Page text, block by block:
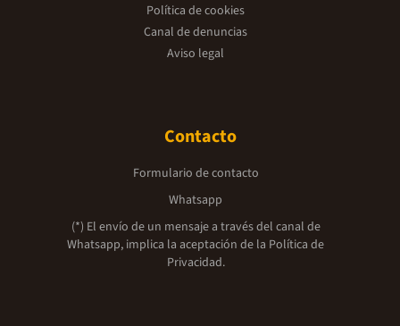
Política de cookies
Canal de denuncias
Aviso legal
Contacto
Formulario de contacto
Whatsapp
(*) El envío de un mensaje a través del canal de
Whatsapp, implica la aceptación de la Política de
Privacidad.